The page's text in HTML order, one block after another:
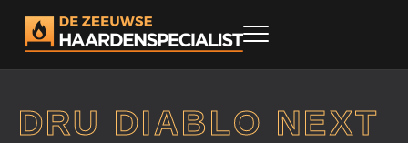
DRU DIABLO NEXT